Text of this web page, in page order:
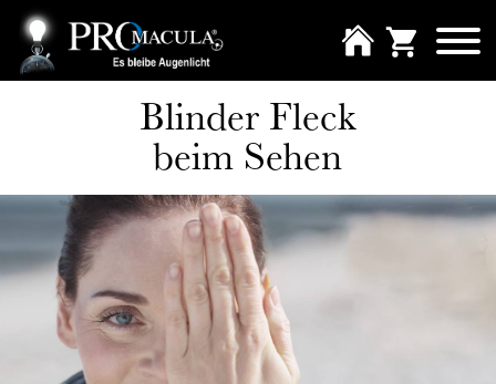
Blinder Fleck
beim Sehen